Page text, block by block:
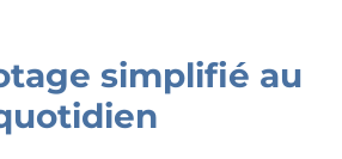
simplifié au